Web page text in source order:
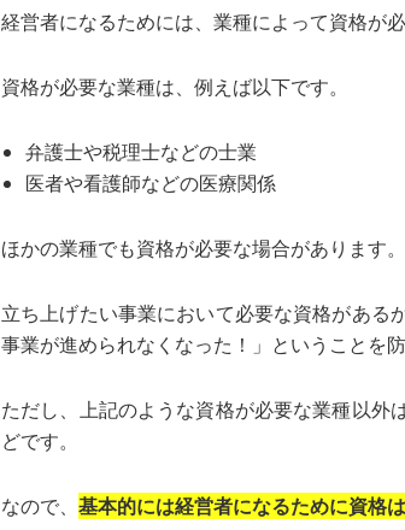
経営者になるためには、業種によって資格が
資格が必要な業種は、例えば以下です。
弁護士や税理士などの士業
医者や看護師などの医療関係
ほかの業種でも資格が必要な場合があります。
立ち上げたい事業において必要な資格がある
事業が進められなくなった！」ということを
ただし、上記のような資格が必要な業種以外
どです。
なので、 基本的には経営者になるために資格は